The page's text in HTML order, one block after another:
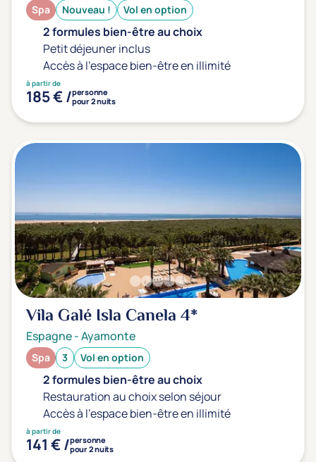
Spa Nouveau ! Vol en option
2 formules bien-être au choix
Petit déjeuner inclus
Accès à l'espace bien-être en illimité
à partir de
185 € /personne
pour 2 nuits
Vila Galé Isla Canela4*
Espagne-Ayamonte
Spa 3 Vol en option
2 formules bien-être au choix
Restauration au choix selon séjour
Accès à l'espace bien-être en illimité
à partir de
141 € /personne
pour 2 nuits